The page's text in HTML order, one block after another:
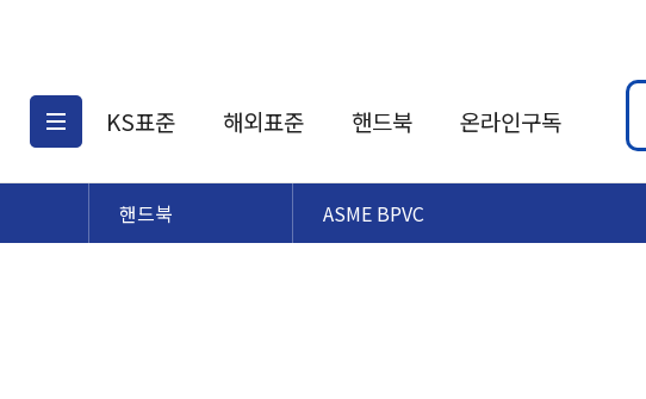
KS표준
KS표준검색
해외표준
해외표준검색
핸드북 온라인구독
핸드북 ASME BPVC